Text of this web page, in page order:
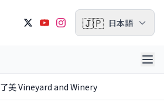
🇯🇵 日本語
了美 Vineyard and Winery